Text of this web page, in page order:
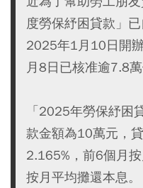
度勞保紓困貸款」
2025年1月10日開
月8日已核准逾7.8
「2025年勞保紓困
款金額為10萬元，
2.165%，前6個月
按月平均攤還本息。